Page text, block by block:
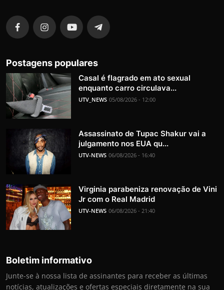
Postagens populares
Casal é flagrado em ato sexual
enquanto carro circulava...
UTV_NEWS 05/08/2026 - 12:00
Assassinato de Tupac Shakur vai a
julgamento nos EUA qu...
UTV-NEWS 06/08/2026 - 16:40
Virginia parabeniza renovação de Vini
Jr com o Real Madrid
UTV-NEWS 06/08/2026 - 21:40
Boletim informativo
Junte-se à nossa lista de assinantes para receber as últimas
notícias, atualizações e ofertas especiais diretamente na sua